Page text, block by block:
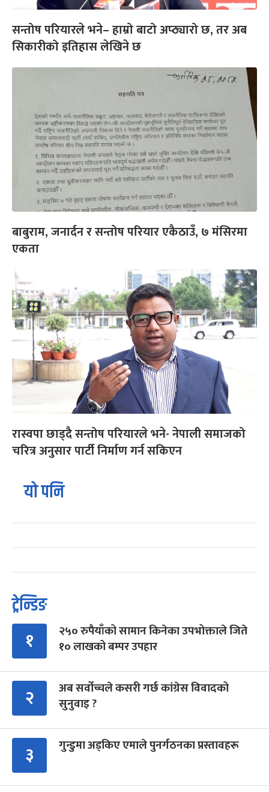
सन्तोष परियारले भने– हाम्रो बाटो अप्ठ्यारो छ, तर अब
सिकारीको इतिहास लेखिने छ
बाबुराम, जनार्दन र सन्तोष परियार एकैठाउँ, ७ मंसिरमा
एकता
रास्वपा छाड्दै सन्तोष परियारले भने- नेपाली समाजको
चरित्र अनुसार पार्टी निर्माण गर्न सकिएन
यो पनि
ट्रेन्डिङ
१
२५० रुपैयाँको सामान किनेका उपभोक्ताले जिते
१० लाखको बम्पर उपहार
२
अब सर्वोच्चले कसरी गर्छ कांग्रेस विवादको
सुनुवाइ ?
३ गुन्डुमा अड्किए एमाले पुनर्गठनका प्रस्तावहरू